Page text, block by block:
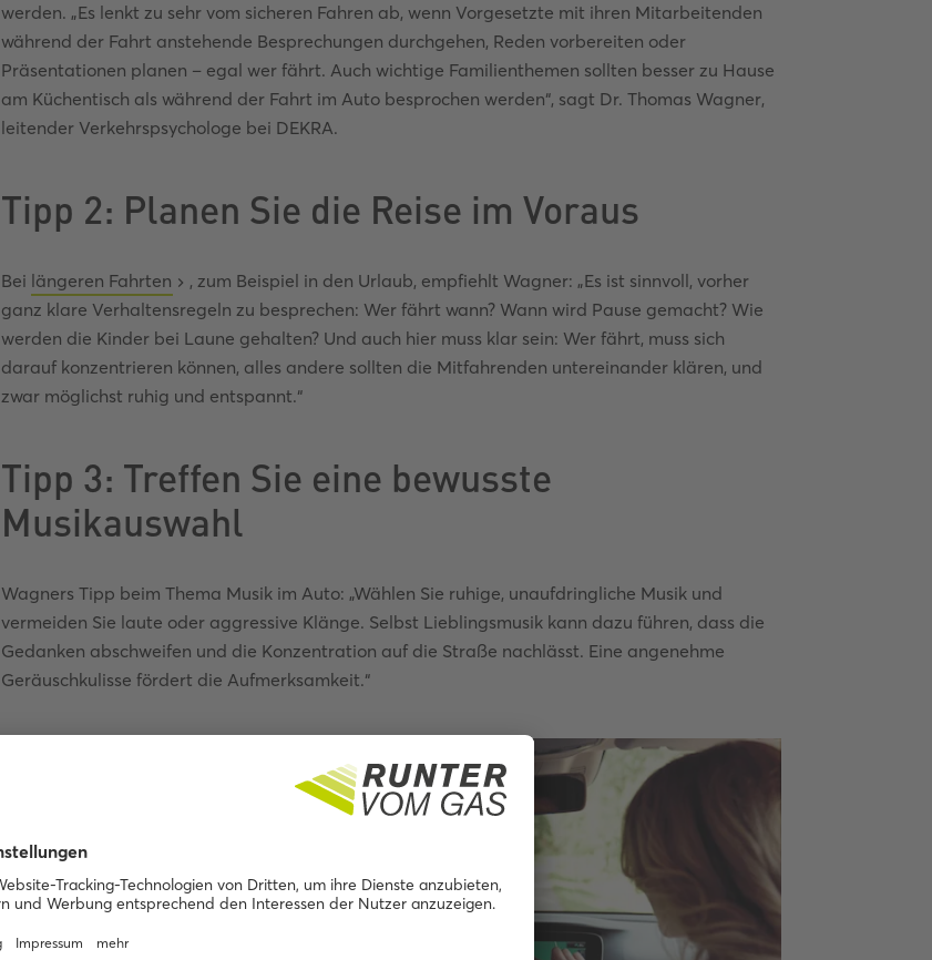
werden. „Es lenkt zu sehr vom sicheren Fahren ab, wenn Vorgesetzte mit ihren Mitarbeitenden
während der Fahrt anstehende Besprechungen durchgehen, Reden vorbereiten oder
Präsentationen planen – egal wer fährt. Auch wichtige Familienthemen sollten besser zu Hause
am Küchentisch als während der Fahrt im Auto besprochen werden“, sagt Dr. Thomas Wagner,
leitender Verkehrspsychologe bei DEKRA.
Tipp 2: Planen Sie die Reise im Voraus
Bei längeren Fahrten , zum Beispiel in den Urlaub, empfiehlt Wagner: „Es ist sinnvoll, vorher
ganz klare Verhaltensregeln zu besprechen: Wer fährt wann? Wann wird Pause gemacht? Wie
werden die Kinder bei Laune gehalten? Und auch hier muss klar sein: Wer fährt, muss sich
darauf konzentrieren können, alles andere sollten die Mitfahrenden untereinander klären, und
zwar möglichst ruhig und entspannt.“
Tipp 3: Treffen Sie eine bewusste
Musikauswahl
Wagners Tipp beim Thema Musik im Auto: „Wählen Sie ruhige, unaufdringliche Musik und
vermeiden Sie laute oder aggressive Klänge. Selbst Lieblingsmusik kann dazu führen, dass die
Gedanken abschweifen und die Konzentration auf die Straße nachlässt. Eine angenehme
Geräuschkulisse fördert die Aufmerksamkeit.“